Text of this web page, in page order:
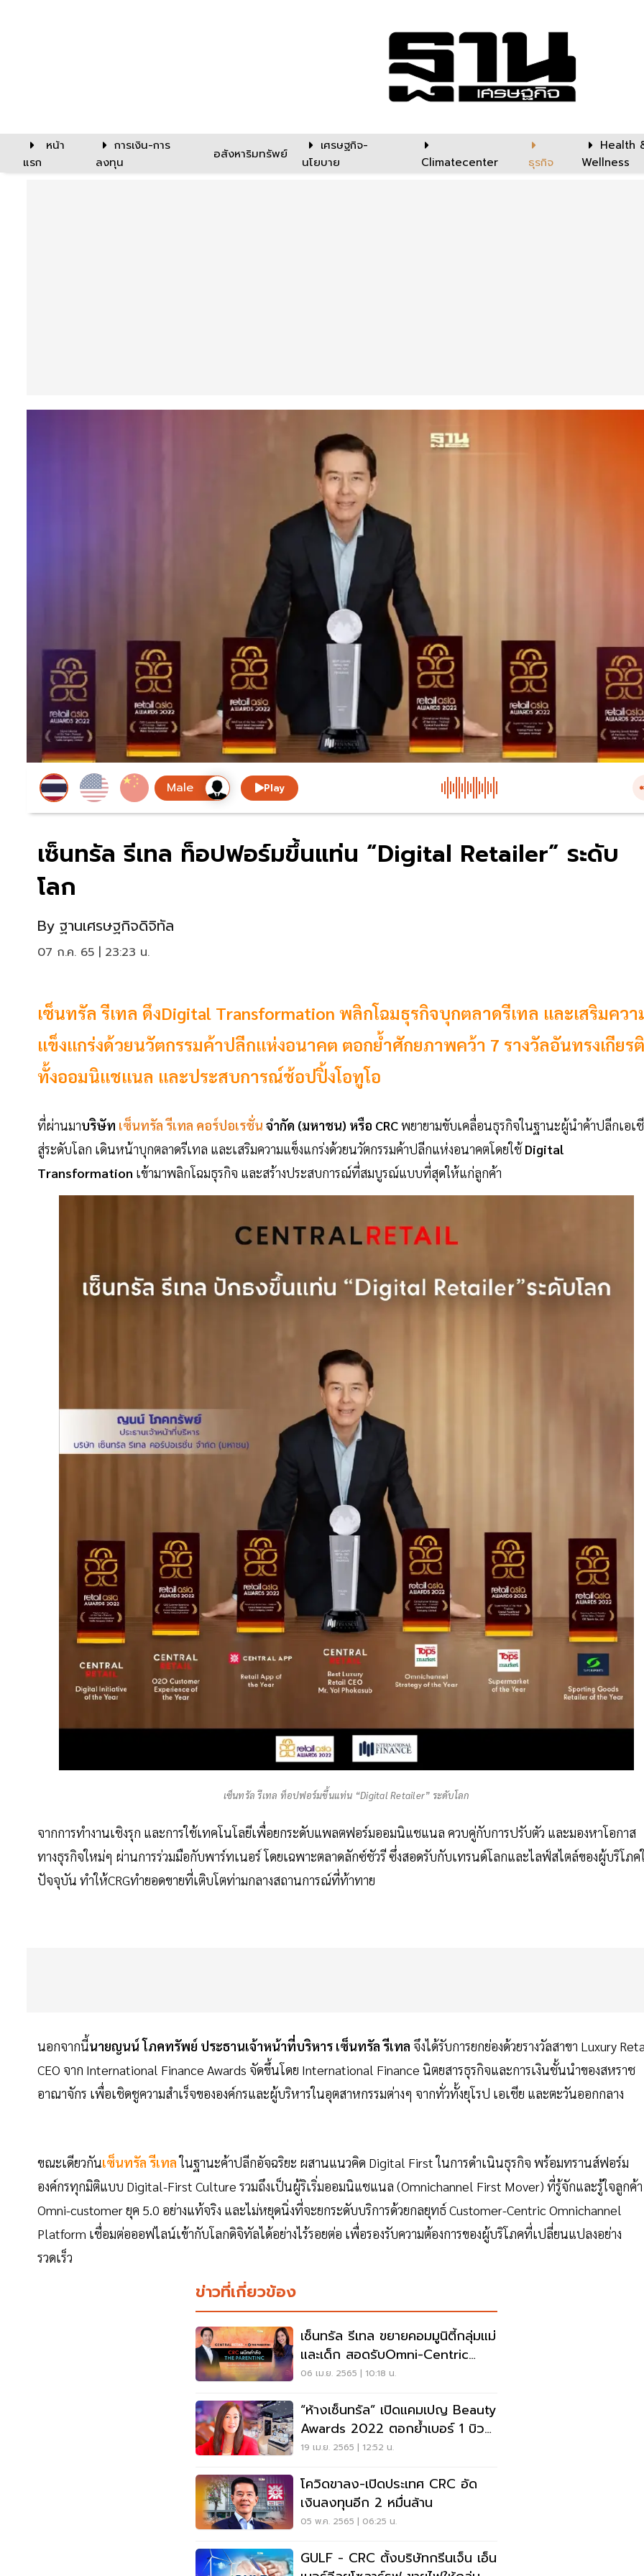
หน้า
แรก
การเงิน-การ
ลงทุน
อสังหาริมทรัพย์
เศรษฐกิจ-
นโยบาย
Climatecenter ธุรกิจ
Health
Wellness
Play
เซ็นทรัล รีเทล ท็อปฟอร์มขึ้นแท่น “Digital Retailer” ระดับ
โลก
By ฐานเศรษฐกิจดิจิทัล
07 ก.ค. 65 | 23:23 น.
เซ็นทรัล รีเทล ดึงDigital Transformation พลิกโฉมธุรกิจบุกตลาดรีเทล และเสริมควา
แข็งแกร่งด้วยนวัตกรรมค้าปลีกแห่งอนาคต ตอกย้ำศักยภาพคว้า 7 รางวัลอันทรงเกียรติ
ทั้งออมนิแชแนล และประสบการณ์ช้อปปิ้งโอทูโอ
ที่ผ่านมาบริษัท เซ็นทรัล รีเทล คอร์ปอเรชั่น จำกัด (มหาชน) หรือ CRCพยายามขับเคลื่อนธุรกิจในฐานะผู้นำค้าปลีกเอเ
สู่ระดับโลก เดินหน้าบุกตลาดรีเทล และเสริมความแข็งแกร่งด้วยนวัตกรรมค้าปลีกแห่งอนาคตโดยใช้Digital
Transformation เข้ามาพลิกโฉมธุรกิจ และสร้างประสบการณ์ที่สมบูรณ์แบบที่สุดให้แก่ลูกค้า
เซ็นทรัล รีเทล ท็อปฟอร์มขึ้นแท่น “Digital Retailer” ระดับโลก
จากการทำงานเชิงรุก และการใช้เทคโนโลยีเพื่อยกระดับแพลตฟอร์มออมนิแชแนล ควบคู่กับการปรับตัว และมองหาโอกาส
ทางธุรกิจใหม่ๆ ผ่านการร่วมมือกับพาร์ทเนอร์ โดยเฉพาะตลาดลักซ์ชัวรี ซึ่งสอดรับกับเทรนด์โลกและไลฟ์สไตล์ของผู้บริโภค
ปัจจุบัน ทำให้CRGทำยอดขายที่เติบโตท่ามกลางสถานการณ์ที่ท้าทาย
นอกจากนี้นายญนน์ โภคทรัพย์ ประธานเจ้าหน้าที่บริหาร เซ็นทรัล รีเทล จึงได้รับการยกย่องด้วยรางวัลสาขา Luxury
CEO จาก International Finance Awards จัดขึ้นโดย International Finance นิตยสารธุรกิจและการเงินชั้นนำของสหราช
อาณาจักร เพื่อเชิดชูความสำเร็จขององค์กรและผู้บริหารในอุตสาหกรรมต่างๆ จากทั่วทั้งยุโรป เอเชีย และตะวันออกกลาง
ขณะเดียวกันเซ็นทรัล รีเทลในฐานะค้าปลีกอัจฉริยะ ผสานแนวคิด Digital First ในการดำเนินธุรกิจ พร้อมทรานส์ฟอร์ม
องค์กรทุกมิติแบบ Digital-First Culture รวมถึงเป็นผู้ริเริ่มออมนิแชแนล (Omnichannel First Mover) ที่รู้จักและรู้ใจลูกค้า
Omni-customer ยุค 5.0 อย่างแท้จริง และไม่หยุดนิ่งที่จะยกระดับบริการด้วยกลยุทธ์ Customer-Centric Omnichannel
Platform เชื่อมต่อออฟไลน์เข้ากับโลกดิจิทัลได้อย่างไร้รอยต่อ เพื่อรองรับความต้องการของผู้บริโภคที่เปลี่ยนแปลงอย่าง
รวดเร็ว
ข่าวที่เกี่ยวข้อง
เซ็นทรัล รีเทล ขยายคอมมูนิตี้กลุ่มแม่
และเด็ก สอดรับOmni-Centric
Retailer
06 เม.ย. 2565 | 10:18 น.
“ห้างเซ็นทรัล” เปิดแคมเปญ Beauty
Awards 2022 ตอกย้ำเบอร์ 1 บิวตี้
เดสติเนชั่น
19 เม.ย. 2565 | 12:52 น.
โควิดขาลง-เปิดประเทศ CRC อัด
เงินลงทุนอีก 2 หมื่นล้าน
05 พ.ค. 2565 | 06:25 น.
GULF - CRC ตั้งบริษัทกรีนเจ็น เอ็น